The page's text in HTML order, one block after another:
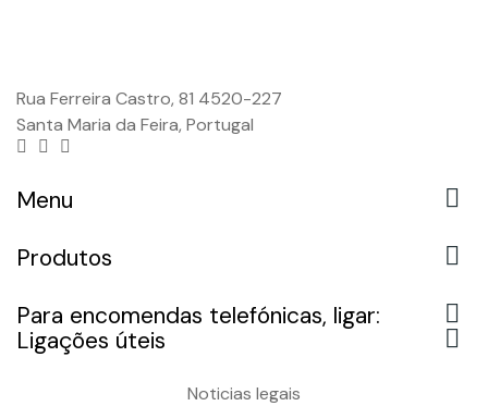
Rua Ferreira Castro, 81 4520-227
Santa Maria da Feira, Portugal
Menu 
Produtos 
Para encomendas telefónicas, ligar: 
Ligações úteis 
Noticias legais